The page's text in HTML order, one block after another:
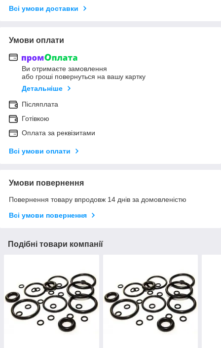
Всі умови доставки
Умови оплати
Ви отримаєте замовлення
або гроші повернуться на вашу картку
Детальніше
Післяплата
Готівкою
Оплата за реквізитами
Всі умови оплати
Умови повернення
Повернення товару впродовж 14 днів за домовленістю
Всі умови повернення
Подібні товари компанії